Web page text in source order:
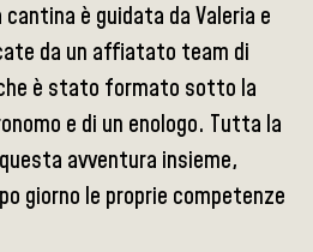
è guidata da Valeria e
da un affiatato team di
è stato formato sotto la
e di un enologo. Tutta la
avventura insieme,
giorno le proprie competenze